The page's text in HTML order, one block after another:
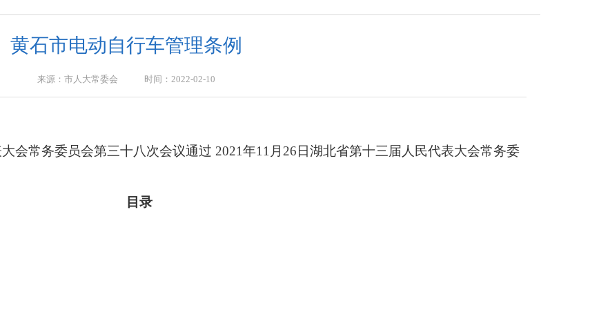
年第4号)
）和2027年立法计划建议项目的公告
建议的公告
年第2号
黄石市电动自行车管理条例
来源：市人大常委会 时间：2022-02-10
会常务委员会第三十八次会议通过 2021年11月26日湖北省第十三届人民代表大会常务委
目录